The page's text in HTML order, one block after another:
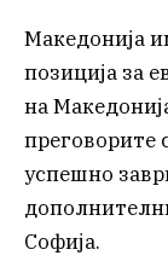
Македонија
позиција за
на
преговорите
успешно
Софија.